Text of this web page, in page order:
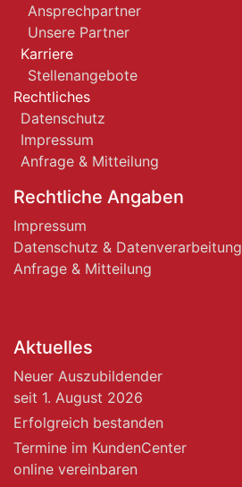
Ansprechpartner
Unsere Partner
Karriere
Stellenangebote
Rechtliches
Datenschutz
Impressum
Anfrage & Mitteilung
Rechtliche Angaben
Impressum
Datenschutz & Datenverarbeitung
Anfrage & Mitteilung
Aktuelles
Neuer Auszubildender
seit 1. August 2026
Erfolgreich bestanden
Termine im KundenCenter
online vereinbaren